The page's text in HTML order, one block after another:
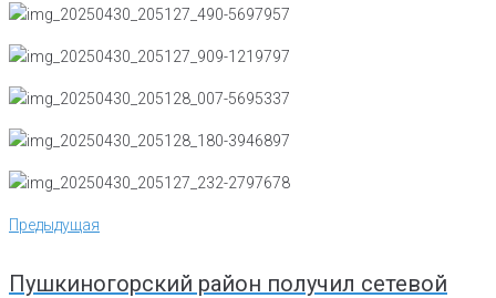
Навигация
по
Предыдущая
Предыдущая
Пушкиногорский район получил сетевой